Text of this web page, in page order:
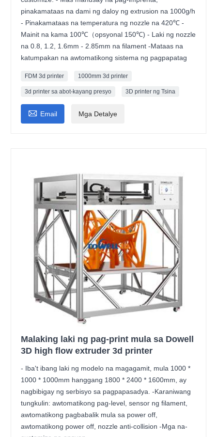
pinakamataas na dami ng daloy ng extrusion na 1000g/h
- Pinakamataas na temperatura ng nozzle na 420℃ -
Mainit na kama 100℃（opsyonal 150℃) - Laki ng nozzle
na 0.8, 1.2, 1.6mm - 2.85mm na filament -Mataas na
katumpakan na awtomatikong sistema ng pagpapatag
FDM 3d printer 1000mm 3d printer
3d printer sa abot-kayang presyo 3D printer ng Tsina
 Email Mga Detalye
Malaking laki ng pag-print mula sa Dowell
3D high flow extruder 3d printer
- Iba't ibang laki ng modelo na magagamit, mula 1000 *
1000 * 1000mm hanggang 1800 * 2400 * 1600mm, ay
nagbibigay ng serbisyo sa pagpapasadya. -Karaniwang
tungkulin: awtomatikong pag-level, sensor ng filament,
awtomatikong pagbabalik mula sa power off,
awtomatikong power off, nozzle anti-collision -Mga na-